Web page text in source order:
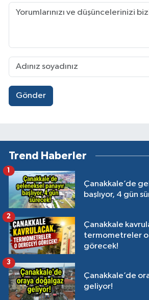
Gönder
Trend Haberler
Çanakkale’de
başlıyor, 4 gün
1
Çanakkale
termometreler
görecek!
2
Çanakkale’de
geliyor!
3